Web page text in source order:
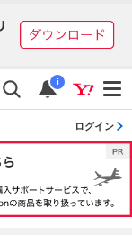
i
ログイン